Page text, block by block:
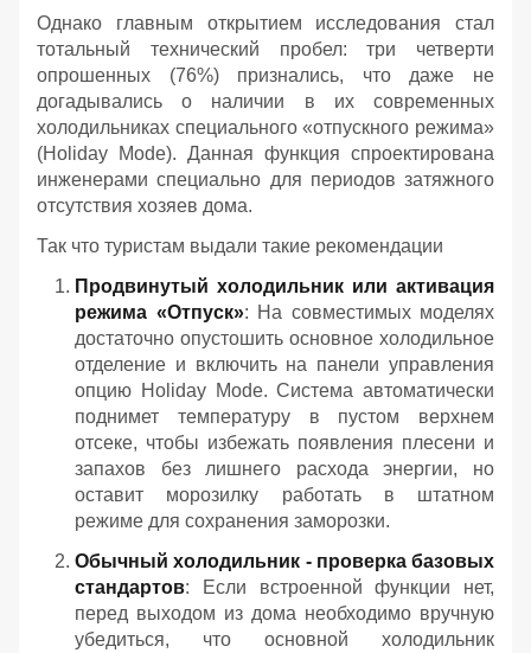
Однако главным открытием исследования стал
тотальный технический пробел: три четверти
опрошенных (76%) признались, что даже не
догадывались о наличии в их современных
холодильниках специального «отпускного режима»
(Holiday Mode). Данная функция спроектирована
инженерами специально для периодов затяжного
отсутствия хозяев дома.
Так что туристам выдали такие рекомендации
Продвинутый холодильник или активация
режима «Отпуск»: На совместимых моделях
достаточно опустошить основное холодильное
отделение и включить на панели управления
опцию Holiday Mode. Система автоматически
поднимет температуру в пустом верхнем
отсеке, чтобы избежать появления плесени и
запахов без лишнего расхода энергии, но
оставит морозилку работать в штатном
режиме для сохранения заморозки.
Обычный холодильник - проверка базовых
стандартов: Если встроенной функции нет,
перед выходом из дома необходимо вручную
убедиться, что основной холодильник